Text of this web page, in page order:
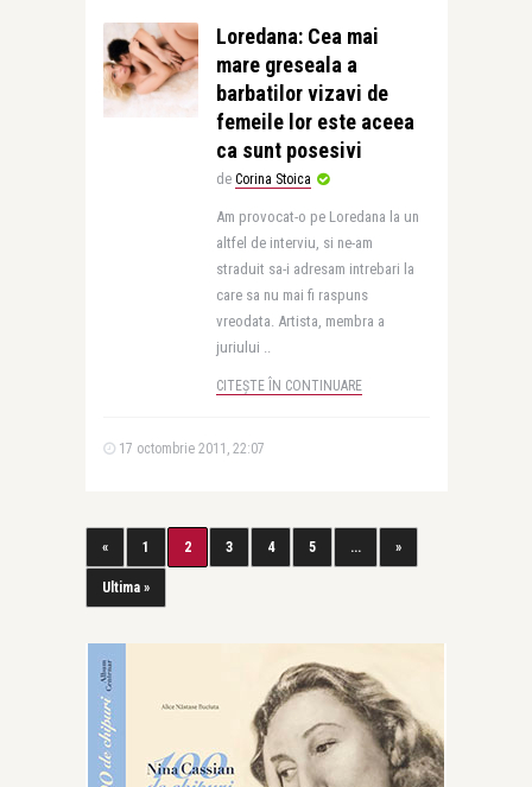
Loredana: Cea mai
mare greseala a
barbatilor vizavi de
femeile lor este aceea
ca sunt posesivi
de Corina Stoica
Am provocat-o pe Loredana la un
altfel de interviu, si ne-am
straduit sa-i adresam intrebari la
care sa nu mai fi raspuns
vreodata. Artista, membra a
juriului ..
CITEȘTE ÎN CONTINUARE
17 octombrie 2011, 22:07
« 1 2 3 4 5 ... »
Ultima »